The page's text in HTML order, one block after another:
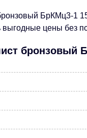
БрКМц3-1
цены без
бронзовый